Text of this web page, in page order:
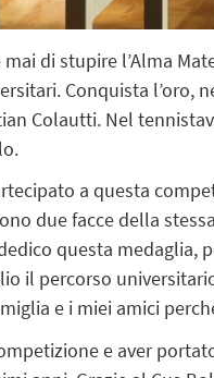
di stupire l’Alma
Conquista l’oro,
Colautti. Nel
a questa
due facce della
questa medaglia,
il percorso
e i miei amici
e aver